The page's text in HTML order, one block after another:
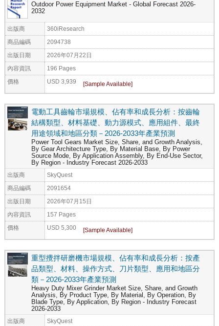
Outdoor Power Equipment Market - Global Forecast 2026-
2032
出版商 360iResearch
商品編碼 2094738
出版日期 2026年07月22日
內容資訊 196 Pages
價格 USD 3,939
電動工具齒輪市場規模、佔有率和成長分析：按齒輪
結構類型、材料基礎、動力源模式、應用組件、最終
用途領域和地區分類－2026-2033年產業預測
Power Tool Gears Market Size, Share, and Growth Analysis,
By Gear Architecture Type, By Material Base, By Power
Source Mode, By Application Assembly, By End-Use Sector,
By Region - Industry Forecast 2026-2033
出版商 SkyQuest
商品編碼 2091654
出版日期 2026年07月15日
內容資訊 157 Pages
價格 USD 5,300
重型攪拌研磨機市場規模、佔有率和成長分析：按產
品類型、材料、操作方式、刀片類型、應用和地區分
類－2026-2033年產業預測
Heavy Duty Mixer Grinder Market Size, Share, and Growth
Analysis, By Product Type, By Material, By Operation, By
Blade Type, By Application, By Region - Industry Forecast
2026-2033
出版商 SkyQuest